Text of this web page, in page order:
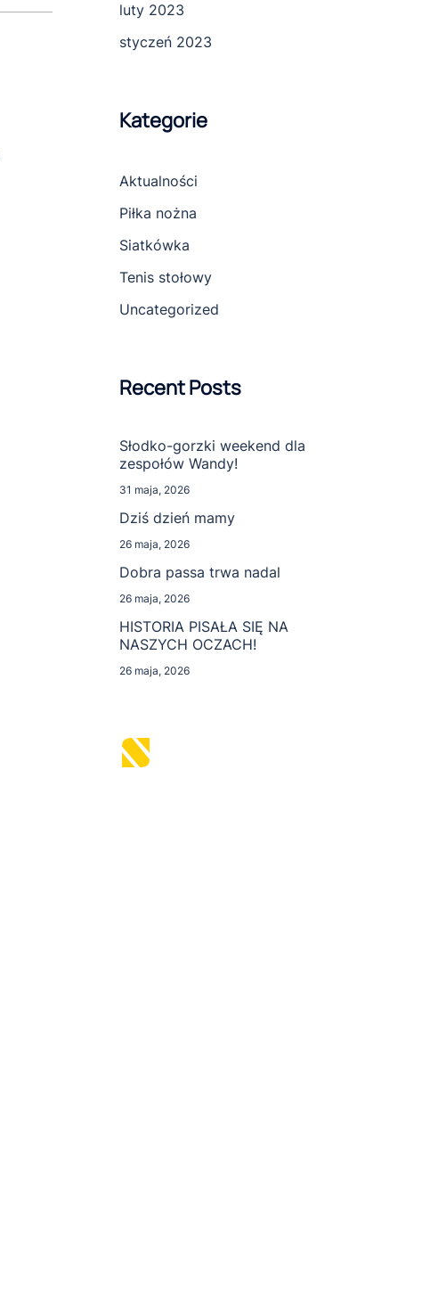
luty 2023
styczeń 2023
Kategorie
Aktualności
Piłka nożna
Siatkówka
Tenis stołowy
Uncategorized
Recent Posts
Słodko-gorzki weekend dla
zespołów Wandy!
31 maja, 2026
Dziś dzień mamy
26 maja, 2026
Dobra passa trwa nadal
26 maja, 2026
HISTORIA PISAŁA SIĘ NA
NASZYCH OCZACH!
26 maja, 2026